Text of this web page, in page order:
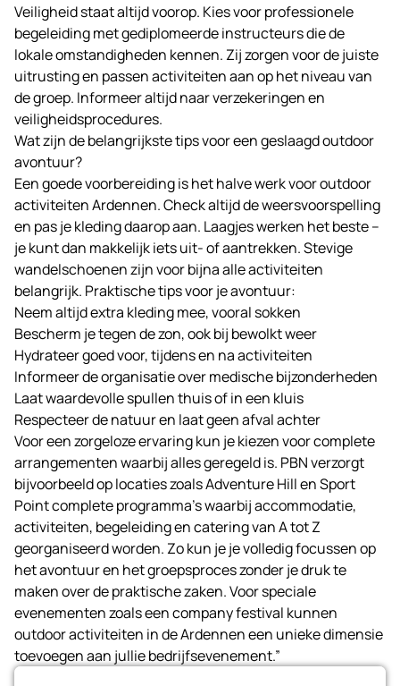
Veiligheid staat altijd voorop. Kies voor professionele
begeleiding met gediplomeerde instructeurs die de
lokale omstandigheden kennen. Zij zorgen voor de juiste
uitrusting en passen activiteiten aan op het niveau van
de groep. Informeer altijd naar verzekeringen en
veiligheidsprocedures.
Wat zijn de belangrijkste tips voor een geslaagd outdoor
avontuur?
Een goede voorbereiding is het halve werk voor outdoor
activiteiten Ardennen. Check altijd de weersvoorspelling
en pas je kleding daarop aan. Laagjes werken het beste –
je kunt dan makkelijk iets uit- of aantrekken. Stevige
wandelschoenen zijn voor bijna alle activiteiten
belangrijk. Praktische tips voor je avontuur:
Neem altijd extra kleding mee, vooral sokken
Bescherm je tegen de zon, ook bij bewolkt weer
Hydrateer goed voor, tijdens en na activiteiten
Informeer de organisatie over medische bijzonderheden
Laat waardevolle spullen thuis of in een kluis
Respecteer de natuur en laat geen afval achter
Voor een zorgeloze ervaring kun je kiezen voor complete
arrangementen waarbij alles geregeld is. PBNverzorgt
bijvoorbeeld op locaties zoals Adventure Hill en Sport
Point complete programma’s waarbij accommodatie,
activiteiten, begeleiding en catering van A tot Z
georganiseerd worden. Zo kun je je volledig focussen op
het avontuur en het groepsproces zonder je druk te
maken over de praktische zaken. Voor speciale
evenementen zoals eencompany festival kunnen
outdoor activiteiten in de Ardennen een unieke dimensie
toevoegen aan jullie bedrijfsevenement.”